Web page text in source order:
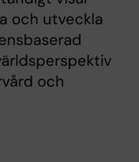
och utveckla
och